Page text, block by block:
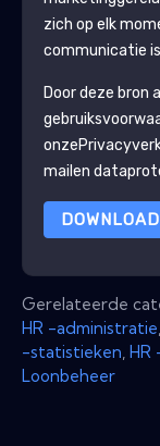
zich op elk
communicatie
Door deze bron
onze
mailen
DOWNLOAD
Gerelateerde
HR -administratie
-statistieken HR
Loonbeheer